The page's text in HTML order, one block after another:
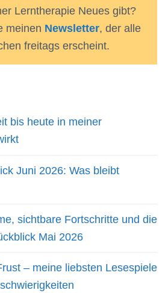
Lerntherapie Neues gibt?
meinen Newsletter, der alle
freitags erscheint.
bis heute in meiner
Juni 2026: Was bleibt
sichtbare Fortschritte und die
Mai 2026
– meine liebsten Lesespiele